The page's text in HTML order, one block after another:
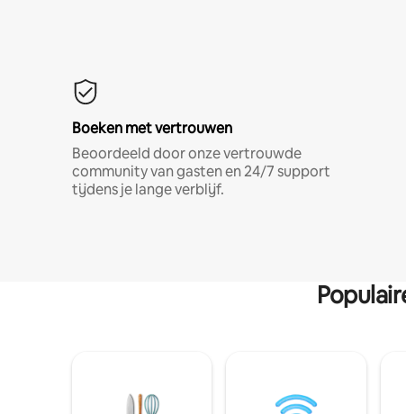
Boeken met vertrouwen
Beoordeeld door onze vertrouwde
community van gasten en 24/7 support
tijdens je lange verblijf.